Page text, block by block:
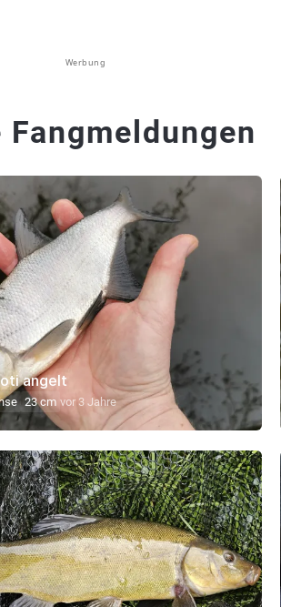
Werbung
Fangmeldungen
angelt
23 cm vor 3 Jahre